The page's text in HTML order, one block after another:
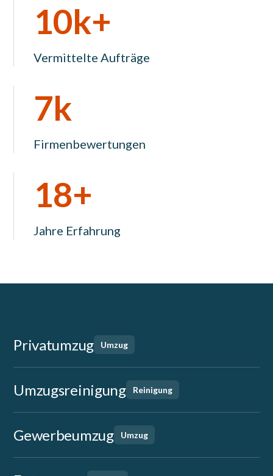
10k+
Vermittelte Aufträge
7k
Firmenbewertungen
18+
Jahre Erfahrung
Privatumzug Umzug
Umzugsreinigung Reinigung
Gewerbeumzug Umzug